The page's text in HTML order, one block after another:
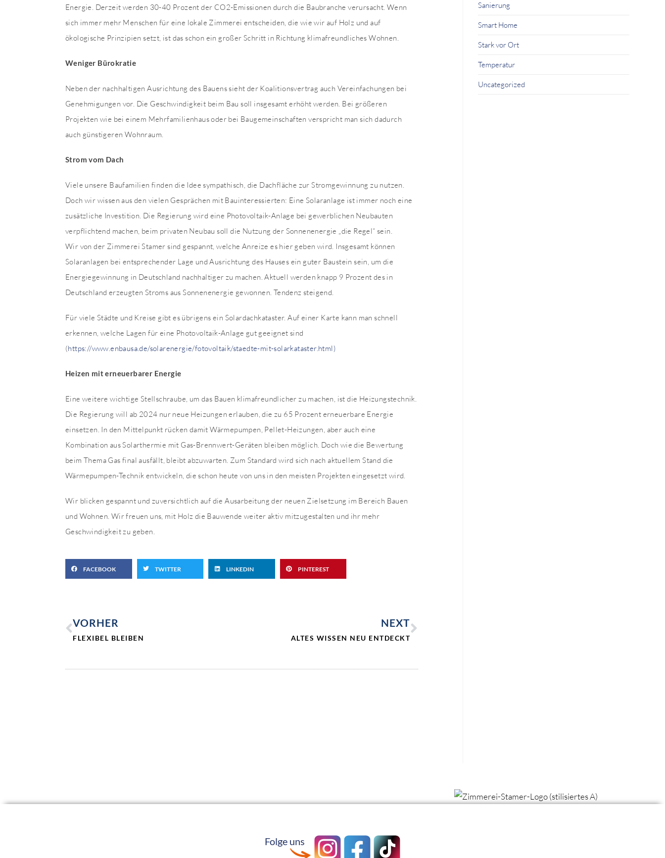
Energie. Derzeit werden 30-40 Prozent der CO2-Emissionen durch die Baubranche verursacht. Wenn
sich immer mehr Menschen für eine lokale Zimmerei entscheiden, die wie wir auf Holz und auf
ökologische Prinzipien setzt, ist das schon ein großer Schritt in Richtung klimafreundliches Wohnen.
Weniger Bürokratie
Neben der nachhaltigen Ausrichtung des Bauens sieht der Koalitionsvertrag auch Vereinfachungen bei
Genehmigungen vor. Die Geschwindigkeit beim Bau soll insgesamt erhöht werden. Bei größeren
Projekten wie bei einem Mehrfamilienhaus oder bei Baugemeinschaften verspricht man sich dadurch
auch günstigeren Wohnraum.
Strom vom Dach
Viele unsere Baufamilien finden die Idee sympathisch, die Dachfläche zur Stromgewinnung zu nutzen.
Doch wir wissen aus den vielen Gesprächen mit Bauinteressierten: Eine Solaranlage ist immer noch eine
zusätzliche Investition. Die Regierung wird eine Photovoltaik-Anlage bei gewerblichen Neubauten
verpflichtend machen, beim privaten Neubau soll die Nutzung der Sonnenenergie „die Regel“ sein.
Wir von der Zimmerei Stamer sind gespannt, welche Anreize es hier geben wird. Insgesamt können
Solaranlagen bei entsprechender Lage und Ausrichtung des Hauses ein guter Baustein sein, um die
Energiegewinnung in Deutschland nachhaltiger zu machen. Aktuell werden knapp 9 Prozent des in
Deutschland erzeugten Stroms aus Sonnenenergie gewonnen. Tendenz steigend.
Für viele Städte und Kreise gibt es übrigens ein Solardachkataster. Auf einer Karte kann man schnell
erkennen, welche Lagen für eine Photovoltaik-Anlage gut geeignet sind
(https://www.enbausa.de/solarenergie/fotovoltaik/staedte-mit-solarkataster.html)
Heizen mit erneuerbarer Energie
Eine weitere wichtige Stellschraube, um das Bauen klimafreundlicher zu machen, ist die Heizungstechnik.
Die Regierung will ab 2024 nur neue Heizungen erlauben, die zu 65 Prozent erneuerbare Energie
einsetzen. In den Mittelpunkt rücken damit Wärmepumpen, Pellet-Heizungen, aber auch eine
Kombination aus Solarthermie mit Gas-Brennwert-Geräten bleiben möglich. Doch wie die Bewertung
beim Thema Gas final ausfällt, bleibt abzuwarten. Zum Standard wird sich nach aktuellem Stand die
Wärmepumpen-Technik entwickeln, die schon heute von uns in den meisten Projekten eingesetzt wird.
Wir blicken gespannt und zuversichtlich auf die Ausarbeitung der neuen Zielsetzung im Bereich Bauen
und Wohnen. Wir freuen uns, mit Holz die Bauwende weiter aktiv mitzugestalten und ihr mehr
Geschwindigkeit zu geben.
FACEBOOK TWITTER LINKEDIN PINTEREST
VORHER
FLEXIBEL BLEIBEN
NEXT
ALTES WISSEN NEU ENTDECKT
Sanierung
Smart Home
Stark vor Ort
Temperatur
Uncategorized
Folge uns